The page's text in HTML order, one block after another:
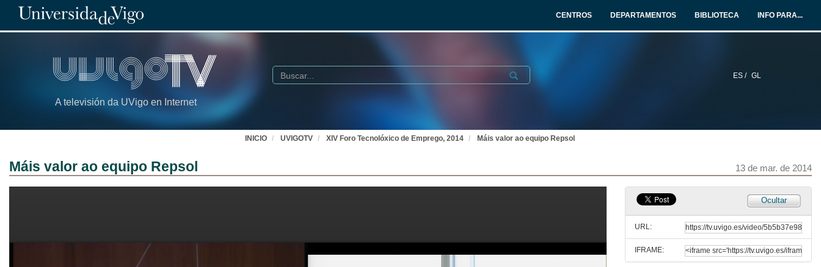
CENTROS DEPARTAMENTOS BIBLIOTECA INFO PARA...
A televisión da UVigo en Internet
ES / GL
Buscar Submit
INICIO UVIGOTV XIV Foro Tecnolóxico de Emprego, 2014 Máis valor ao equipo Repsol
Máis valor ao equipo Repsol 13 de mar. de 2014
Ocultar
URL:
IFRAME:
A mobilidade laboral en Europa: Un dereito, unha oportunidade
13 de mar. de 2014
Como emprender negocios innovadores: Innovative entrepreneurship
Quenda de preguntas
Máis valor ao equipo Repsol